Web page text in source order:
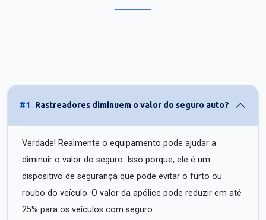
#1 Rastreadores diminuem o valor do seguro auto?
Verdade! Realmente o equipamento pode ajudar a
diminuir o valor do seguro. Isso porque, ele é um
dispositivo de segurança que pode evitar o furto ou
roubo do veículo. O valor da apólice pode reduzir em até
25% para os veículos com seguro.